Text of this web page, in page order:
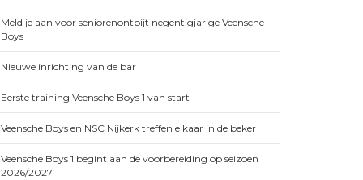
Meld je aan voor seniorenontbijt negentigjarige Veensche
Boys
Nieuwe inrichting van de bar
Eerste training Veensche Boys 1 van start
Veensche Boys en NSC Nijkerk treffen elkaar in de beker
Veensche Boys 1 begint aan de voorbereiding op seizoen
2026/2027